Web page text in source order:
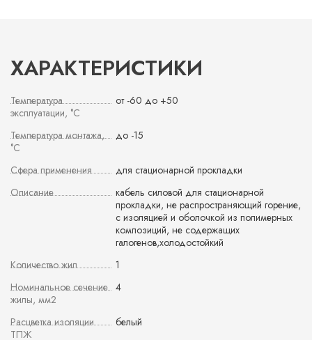
ХАРАКТЕРИСТИКИ
Температура
эксплуатации, °С
от -60 до +50
Температура монтажа,
°С
до -15
Сфера применения
для стационарной прокладки
Описание
кабель силовой для стационарной
прокладки, не распространяющий горение,
с изоляцией и оболочкой из полимерных
композиций, не содержащих
галогенов,холодостойкий
Количество жил
1
Номинальное сечение
жилы, мм2
4
Расцветка изоляции
ТПЖ
белый